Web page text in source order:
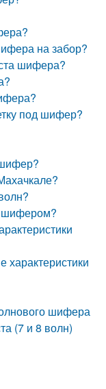
на забор?
шифера?
под шифер?
шифером?
шифера
(7 и 8 волн)